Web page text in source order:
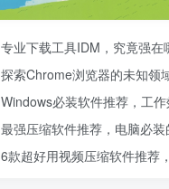
专业下载工具IDM，究竟强
探索Chrome浏览器的未知领
Windows必装软件推荐，工作效率立
最强压缩软件推荐，电脑必
6款超好用视频压缩软件推荐，教